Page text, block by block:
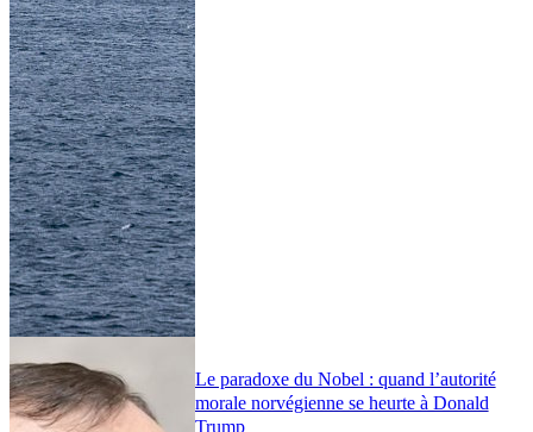
Le paradoxe du Nobel : quand l’autorité
morale norvégienne se heurte à Donald
Trump